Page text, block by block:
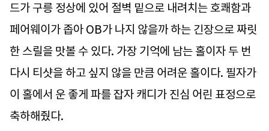
드가 구릉 정상에 있어 절벽 밑으로 내려치는 호쾌함과
페어웨이가 좁아 OB가 나지 않을까 하는 긴장으로 짜릿
한 스릴을 맛볼 수 있다. 가장 기억에 남는 홀이자 두 번
다시 티샷을 하고 싶지 않을 만큼 어려운 홀이다. 필자가
이 홀에서 운 좋게 파를 잡자 캐디가 진심 어린 표정으로
축하해줬다.